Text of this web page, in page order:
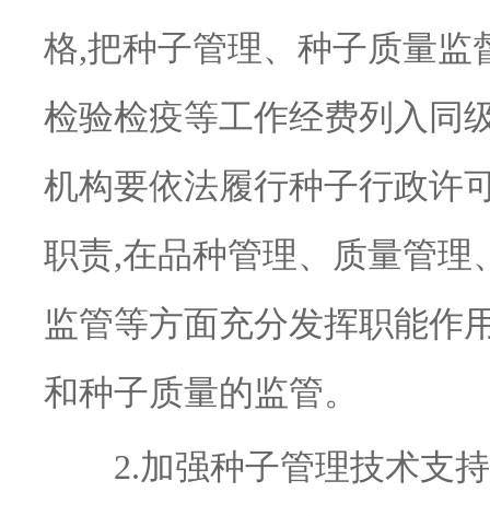
格,把种子管理、种子质量
检验检疫等工作经费列入同
机构要依法履行种子行政许
职责,在品种管理、质量管
监管等方面充分发挥职能作
和种子质量的监管。
2.加强种子管理技术支持